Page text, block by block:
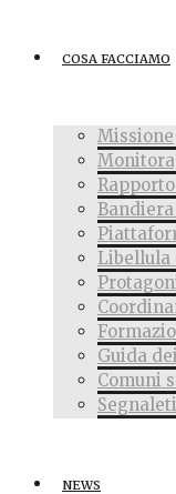
COSA FACCIAMO
Missione
Libellula
Guida
Comuni
NEWS